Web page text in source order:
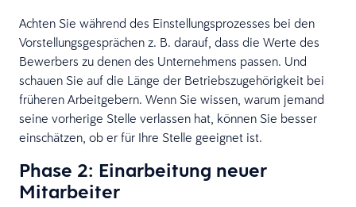
Achten Sie während des Einstellungsprozesses bei den
Vorstellungsgesprächen z. B. darauf, dass die Werte des
Bewerbers zu denen des Unternehmens passen. Und
schauen Sie auf die Länge der Betriebszugehörigkeit bei
früheren Arbeitgebern. Wenn Sie wissen, warum jemand
seine vorherige Stelle verlassen hat, können Sie besser
einschätzen, ob er für Ihre Stelle geeignet ist.
Phase 2: Einarbeitung neuer
Mitarbeiter